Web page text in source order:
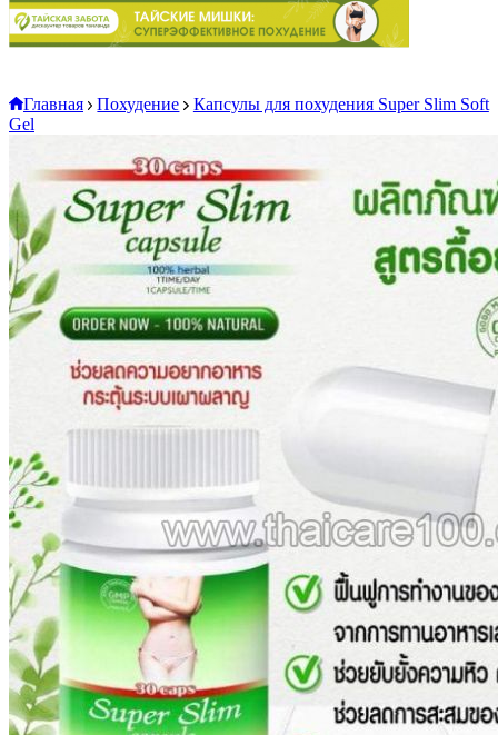
Главная Похудение
Капсулы для похудения Super Slim Soft
Gel